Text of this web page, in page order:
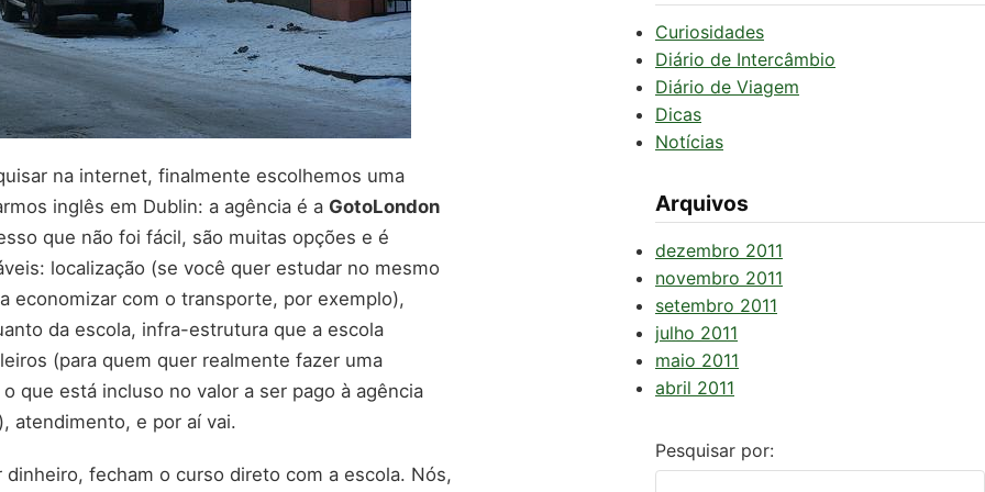
na internet, finalmente escolhemos uma
inglês em Dublin: a agência é a GotoLondon
que não foi fácil, são muitas opções e é
localização (se você quer estudar no mesmo
economizar com o transporte, por exemplo),
da escola, infra-estrutura que a escola
(para quem quer realmente fazer uma
que está incluso no valor a ser pago à agência
atendimento, e por aí vai.
fecham o curso direto com a escola. Nós,
Curiosidades
Diário de Intercâmbio
Diário de Viagem
Dicas
Notícias
Arquivos
dezembro 2011
novembro 2011
setembro 2011
julho 2011
maio 2011
abril 2011
Pesquisar por: